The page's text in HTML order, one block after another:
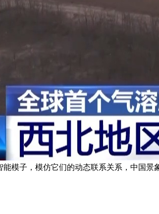
模子，模仿它们的动态联系关系，中国